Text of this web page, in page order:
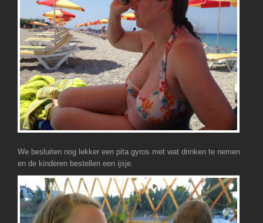
We besluiten nog lekker een pita gyros met wat drinken te nemen
en de kinderen bestellen een ijsje.